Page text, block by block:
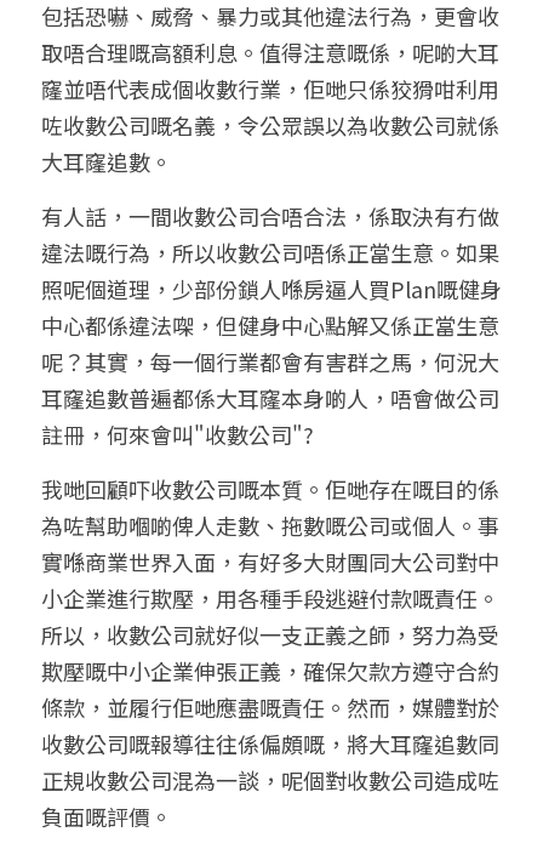
包括恐嚇、威脅、暴力或其他違法行為，更會收
取唔合理嘅高額利息 。值得注意嘅係，呢啲大耳
窿並唔代表成個收數行業，佢哋只係狡猾咁利用
咗收數公司嘅名義，令公眾誤以為收數公司就係
大耳窿追數 。
有人話，一間收數公司合唔合法，係取決有冇做
違法嘅行為，所以收數公司唔係正當生意。如果
照呢個道理，少部份鎖人喺房逼人買Plan嘅健身
中心都係違法㗎，但健身中心點解又係正當生意
呢？其實，每一個行業都會有害群之馬，何況大
耳窿追數普遍都係大耳窿本身啲人，唔會做公司
註冊，何來會叫"收數公司"?
我哋回顧吓收數公司嘅本質。佢哋存在嘅目的係
為咗幫助嗰啲俾人走數、拖數嘅公司或個人。事
實喺商業世界入面，有好多大財團同大公司對中
小企業進行欺壓，用各種手段逃避付款嘅責任。
所以，收數公司就好似一支正義之師，努力為受
欺壓嘅中小企業伸張正義，確保欠款方遵守合約
條款，並履行佢哋應盡嘅責任。然而，媒體對於
收數公司嘅報導往往係偏頗嘅，將大耳窿追數同
正規收數公司混為一談，呢個對收數公司造成咗
負面嘅評價。